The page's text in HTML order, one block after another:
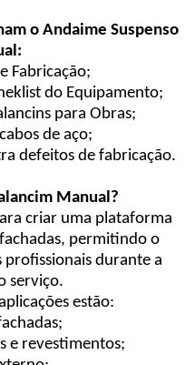
o Andaime Suspenso
Fabricação;
do Equipamento;
para Obras;
de aço;
defeitos de fabricação.
Manual?
criar uma plataforma
permitindo o
durante a
serviço.
estão:
e revestimentos;